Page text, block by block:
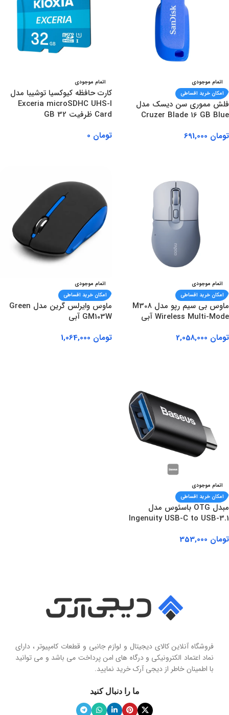
اتمام موجودی
امکان خرید اقساطی
فلش مموری سن دیسک مدل
Cruzer Blade 16 GB Blue
تومان
اتمام موجودی
کارت حافظه کیوکسیا توشیبا مدل
Exceria microSDHC UHS-I
Card ظرفیت 32 GB
تومان
اتمام موجودی
امکان خرید اقساطی
ماوس بی سیم رپو مدل M308
Wireless Multi-Mode آبی
تومان
اتمام موجودی
امکان خرید اقساطی
ماوس وایرلس گرین مدل Green
GM103W آبی
تومان
اتمام موجودی
امکان خرید اقساطی
مبدل OTG باسئوس مدل
Ingenuity USB-C to USB-3.1
تومان
فروشگاه آنلاین کالای دیجیتال و لوازم جانبی و قطعات کامپیوتر ، دارای
نماد اعتماد الکترونیکی و درگاه های امن پرداخت می باشد و می توانید
با اطمینان خاطر از دیجی آرک خرید نمایید.
ما را دنبال کنید